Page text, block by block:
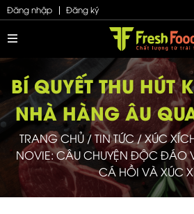
Đăng nhập Đăng ký
BÍ QUYẾT THU HÚT
NHÀ HÀNG ÂU
XÍCH CÁ HỒI
HẠNG
TRANG CHỦ / TIN TỨC/XÚC
NOVIE: CÂU CHUYỆN ĐỘC ĐÁO
CÁ HỒI VÀ XÚC